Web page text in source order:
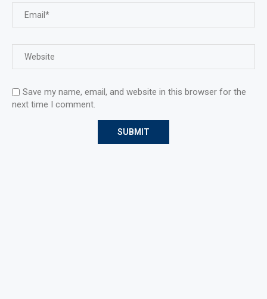
Save my name, email, and website in this browser for the
next time I comment.